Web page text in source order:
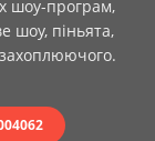
шоу-програм,
шоу, піньята,
захоплюючого.